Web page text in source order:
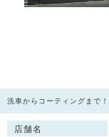
洗車からコーティングまで
店舗名